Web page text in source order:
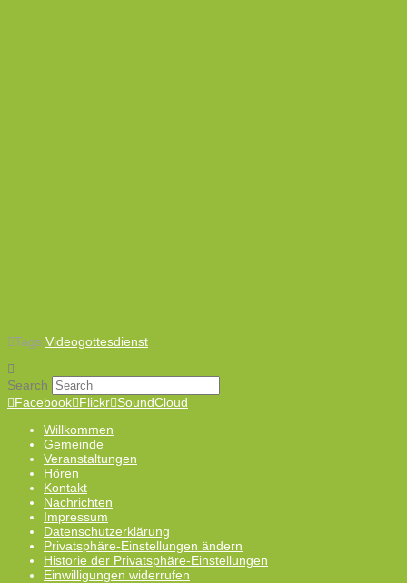
Tags:Videogottesdienst
Search
Facebook Flickr SoundCloud
Willkommen
Gemeinde
Veranstaltungen
Hören
Kontakt
Nachrichten
Impressum
Datenschutzerklärung
Privatsphäre-Einstellungen ändern
Historie der Privatsphäre-Einstellungen
Einwilligungen widerrufen